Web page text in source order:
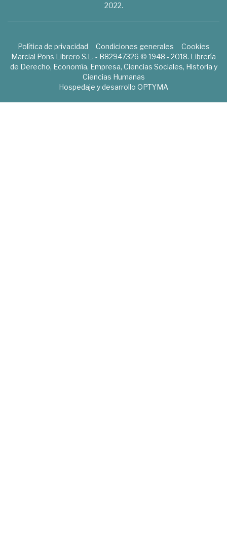
2022.
Política de privacidad Condiciones generales
Cookies
Marcial Pons Librero S.L. - B82947326 © 1948 - 2018. Librería
de Derecho, Economía, Empresa, Ciencias Sociales, Historia y
Ciencias Humanas
Hospedaje y desarrollo OPTYMA